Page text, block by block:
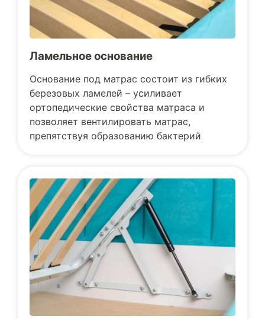
Ламельное основание
Основание под матрас состоит из гибких
березовых ламелей – усиливает
ортопедические свойства матраса и
позволяет вентилировать матрас,
препятствуя образованию бактерий